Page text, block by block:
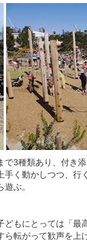
3種類あり、付き
く動かしつつ、行
ぶ。
もにとっては「最
転がって歓声を上